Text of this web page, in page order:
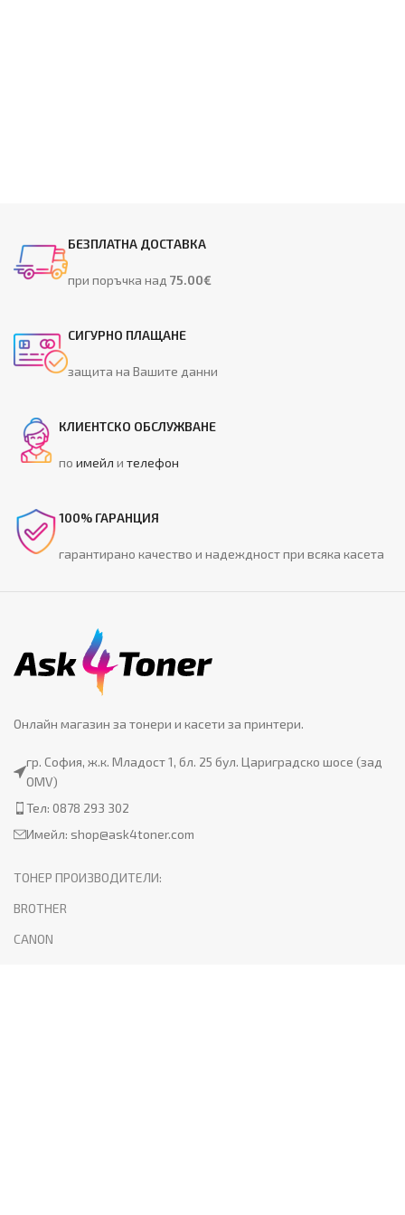
БЕЗПЛАТНА ДОСТАВКА
при поръчка над75.00€
СИГУРНО ПЛАЩАНЕ
защита на Вашите данни
КЛИЕНТСКО ОБСЛУЖВАНЕ
поимейл ителефон
100% ГАРАНЦИЯ
гарантирано качество и надеждност при всяка касета
Онлайн магазин за тонери и касети за принтери.
гр. София, ж.к. Младост 1, бл. 25 бул. Цариградско шосе (зад
OMV)
Тел: 0878 293 302
Имейл: shop@ask4toner.com
ТОНЕР ПРОИЗВОДИТЕЛИ:
BROTHER
CANON